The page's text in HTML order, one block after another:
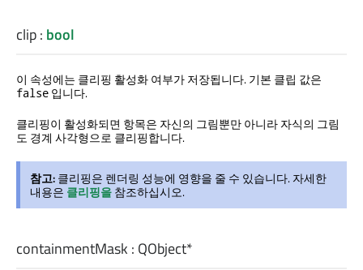
clip: bool
이 속성에는 클리핑 활성화 여부가 저장됩니다. 기본 클립 값은
false 입니다.
클리핑이 활성화되면 항목은 자신의 그림뿐만 아니라 자식의 그림
도 경계 사각형으로 클리핑합니다.
참고:클리핑은 렌더링 성능에 영향을 줄 수 있습니다. 자세한
내용은 클리핑을참조하십시오.
containmentMask : QObject*